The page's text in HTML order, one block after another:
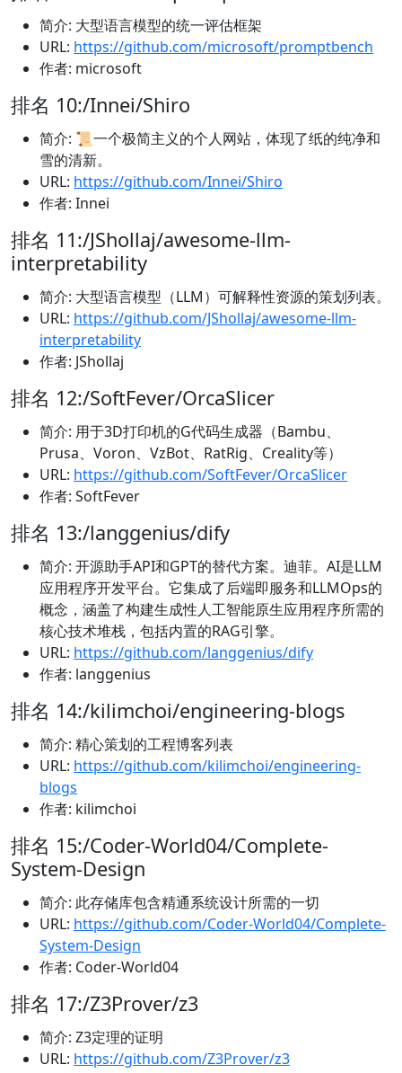
简介: 大型语言模型的统一评估框架
URL: https://github.com/microsoft/promptbench
作者: microsoft
排名 10:/Innei/Shiro
简介: 📜一个极简主义的个人网站，体现了纸的纯净和
雪的清新。
URL: https://github.com/Innei/Shiro
作者: Innei
排名 11:/JShollaj/awesome-llm-
interpretability
简介: 大型语言模型（LLM）可解释性资源的策划列表。
URL: https://github.com/JShollaj/awesome-llm-
interpretability
作者: JShollaj
排名 12:/SoftFever/OrcaSlicer
简介: 用于3D打印机的G代码生成器（Bambu、
Prusa、Voron、VzBot、RatRig、Creality等）
URL: https://github.com/SoftFever/OrcaSlicer
作者: SoftFever
排名 13:/langgenius/dify
简介: 开源助手API和GPT的替代方案。迪菲。AI是LLM
应用程序开发平台。它集成了后端即服务和LLMOps的
概念，涵盖了构建生成性人工智能原生应用程序所需的
核心技术堆栈，包括内置的RAG引擎。
URL: https://github.com/langgenius/dify
作者: langgenius
排名 14:/kilimchoi/engineering-blogs
简介: 精心策划的工程博客列表
URL: https://github.com/kilimchoi/engineering-
blogs
作者: kilimchoi
排名 15:/Coder-World04/Complete-
System-Design
简介: 此存储库包含精通系统设计所需的一切
URL: https://github.com/Coder-World04/Complete-
System-Design
作者: Coder-World04
排名 17:/Z3Prover/z3
简介: Z3定理的证明
URL: https://github.com/Z3Prover/z3